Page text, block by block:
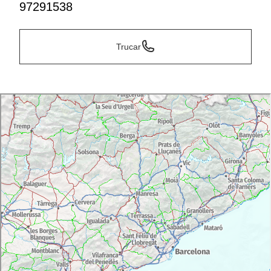
97291538
Trucar